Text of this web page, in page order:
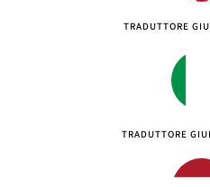
TRADUTTORE
TRADUTTORE